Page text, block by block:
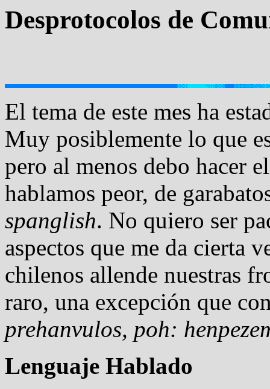
Desprotocolos de
El tema de este mes ha
Muy posiblemente lo que
pero al menos debo hacer
hablamos peor, de
spanglish. No quiero ser
aspectos que me da cierta
chilenos allende nuestras
raro, una excepción que
prehanvulos, poh:
Lenguaje Hablado